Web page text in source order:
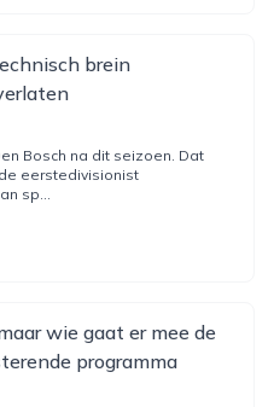
brein
Bosch na dit seizoen. Dat
eerstedivisionist
sp...
wie gaat er mee de
programma